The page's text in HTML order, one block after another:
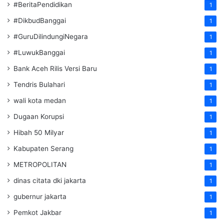
#BeritaPendidikan 1
#DikbudBanggai 1
#GuruDilindungiNegara 1
#LuwukBanggai 1
Bank Aceh Rilis Versi Baru 1
Tendris Bulahari 1
wali kota medan 1
Dugaan Korupsi 1
Hibah 50 Milyar 1
Kabupaten Serang 1
METROPOLITAN 1
dinas citata dki jakarta 1
gubernur jakarta 1
Pemkot Jakbar 1